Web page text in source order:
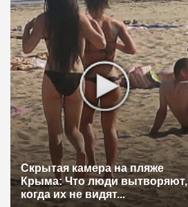
Скрытая камера на пляже
Крыма: Что люди вытворяют,
когда их не видят...